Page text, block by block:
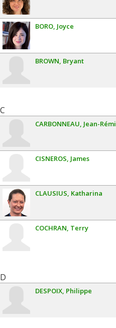
BORO Joyce
BROWN Bryant
C
CARBONNEAU Jean-Rémi
CISNEROS James
CLAUSIUS Katharina
COCHRAN Terry
D
DESPOIX Philippe